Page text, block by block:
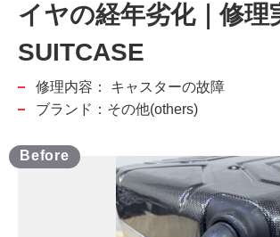
イヤの経年劣化｜修理
SUITCASE
修理内容：
キャスターの故障
ブランド：その他(others)